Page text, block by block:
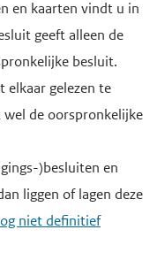
en kaarten vindt u in
geeft alleen de
besluit.
elkaar gelezen te
de oorspronkelijke
)besluiten en
liggen of lagen deze
niet definitief